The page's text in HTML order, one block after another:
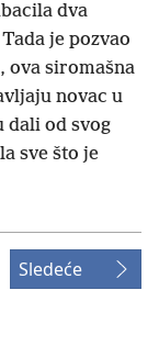
dva
Tada je pozvao
ova siromašna
novac u
dali od svog
sve što je
Sledeće